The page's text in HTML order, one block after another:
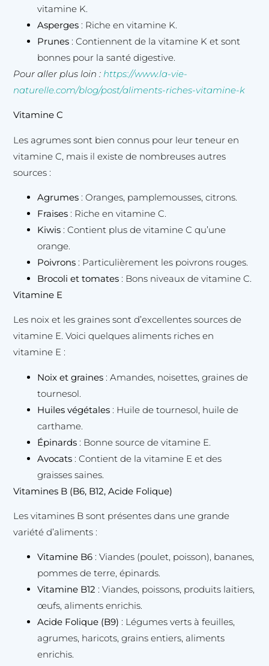
vitamine K.
Asperges : Riche en vitamine K.
Prunes : Contiennent de la vitamine K et sont
bonnes pour la santé digestive.
Pour aller plus loin : https://www.la-vie-
naturelle.com/blog/post/aliments-riches-vitamine-k
Vitamine C
Les agrumes sont bien connus pour leur teneur en
vitamine C, mais il existe de nombreuses autres
sources :
Agrumes : Oranges, pamplemousses, citrons.
Fraises : Riche en vitamine C.
Kiwis : Contient plus de vitamine C qu’une
orange.
Poivrons : Particulièrement les poivrons rouges.
Brocoli et tomates : Bons niveaux de vitamine C.
Vitamine E
Les noix et les graines sont d’excellentes sources de
vitamine E. Voici quelques aliments riches en
vitamine E :
Noix et graines : Amandes, noisettes, graines de
tournesol.
Huiles végétales : Huile de tournesol, huile de
carthame.
Épinards : Bonne source de vitamine E.
Avocats : Contient de la vitamine E et des
graisses saines.
Vitamines B (B6, B12, Acide Folique)
Les vitamines B sont présentes dans une grande
variété d’aliments :
Vitamine B6 : Viandes (poulet, poisson), bananes,
pommes de terre, épinards.
Vitamine B12 : Viandes, poissons, produits laitiers,
œufs, aliments enrichis.
Acide Folique (B9) : Légumes verts à feuilles,
agrumes, haricots, grains entiers, aliments
enrichis.